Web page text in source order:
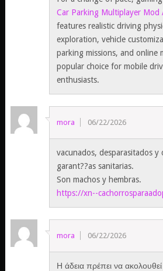
Car Parking Multiplayer Mod
features realistic driving
exploration, vehicle
parking missions, and online
popular choice for mobile
enthusiasts.
mora 06/22/2026
vacunados, desparasitados y
garant??as sanitarias.
Son machos y hembras.
https://xn--
mora 06/22/2026
Η άδεια πρέπει να ακολουθεί